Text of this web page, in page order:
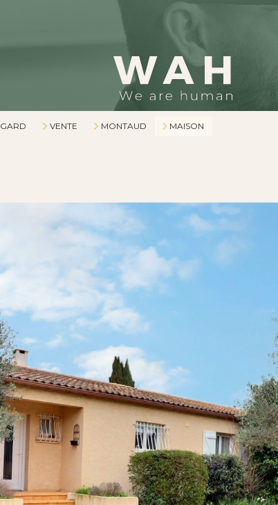
VENTE MONTAUD MAISON